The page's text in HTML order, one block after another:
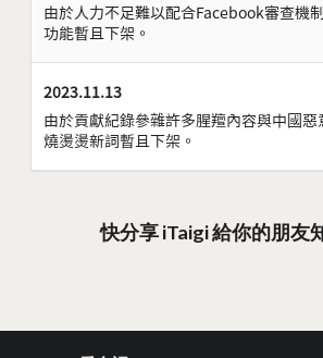
由於人力不足難以配合Facebook審查機
功能暫且下架。
2023.11.13
由於貢獻紀錄參雜許多腥羶內容與中國惡
燒燙燙新詞暫且下架。
快分享 iTaigi 給你的朋友